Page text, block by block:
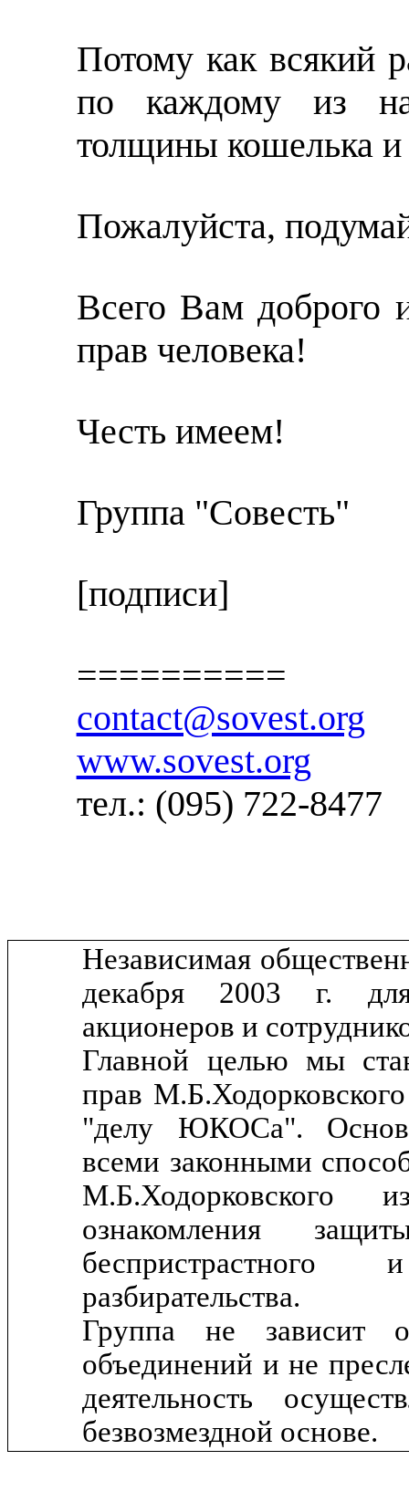
Потому как всякий
по каждому из
толщины кошелька и
Пожалуйста,
Всего Вам доброго
прав человека!
Честь имеем!
Группа "Совесть"
[подписи]
==========
contact@sovest.org
www.sovest.org
тел.: (095) 722-8477
Независимая
декабря 2003 г.
акционеров и
Главной целью мы
прав
"делу ЮКОСа".
всеми законными
ознакомления
разбирательства.
Группа не зависит
объединений и не
деятельность
безвозмездной основе.